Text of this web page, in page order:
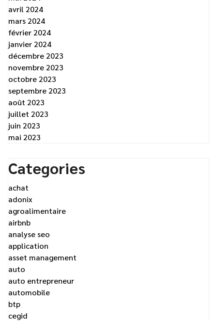
avril 2024
mars 2024
février 2024
janvier 2024
décembre 2023
novembre 2023
octobre 2023
septembre 2023
août 2023
juillet 2023
juin 2023
mai 2023
Categories
achat
adonix
agroalimentaire
airbnb
analyse seo
application
asset management
auto
auto entrepreneur
automobile
btp
cegid